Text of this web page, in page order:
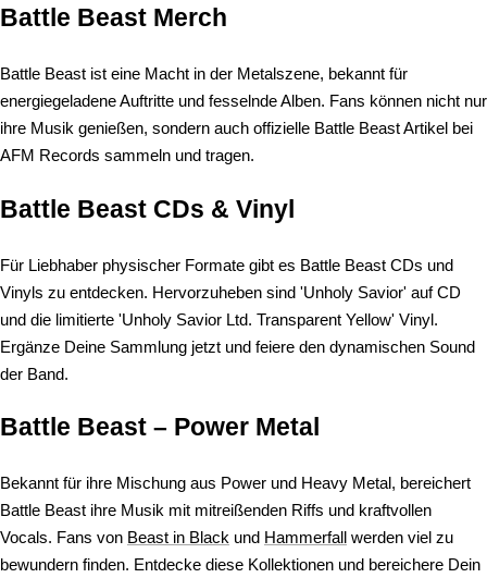
Battle Beast Merch
Battle Beast ist eine Macht in der Metalszene, bekannt für
energiegeladene Auftritte und fesselnde Alben. Fans können nicht nur
ihre Musik genießen, sondern auch offizielle Battle Beast Artikel bei
AFM Records sammeln und tragen.
Battle Beast CDs & Vinyl
Für Liebhaber physischer Formate gibt es Battle Beast CDs und
Vinyls zu entdecken. Hervorzuheben sind 'Unholy Savior' auf CD
und die limitierte 'Unholy Savior Ltd. Transparent Yellow' Vinyl.
Ergänze Deine Sammlung jetzt und feiere den dynamischen Sound
der Band.
Battle Beast – Power Metal
Bekannt für ihre Mischung aus Power und Heavy Metal, bereichert
Battle Beast ihre Musik mit mitreißenden Riffs und kraftvollen
Vocals. Fans von Beast in Black und Hammerfall werden viel zu
bewundern finden. Entdecke diese Kollektionen und bereichere Dein